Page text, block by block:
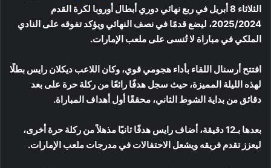
الثلاثاء 8 أبريل في ربع نهائي دوري أبطال أوروبا لكرة القدم
2025/2024، ليضع قدمًا في نصف النهائي ويؤكد تفوقه على النادي
الملكي في مباراة لا تُنسى على ملعب الإمارات.
افتتح أرسنال اللقاء بأداء هجومي قوي، وكان اللاعب ديكلان رايس بطلًا
لهذه الليلة المميزة، حيث سجل هدفًا رائعًا من ركلة حرة على بعد
دقائق من بداية الشوط الثاني، محققًا أول أهداف المباراة.
بعدها بـ12 دقيقة، أضاف رايس هدفًا ثانيًا مذهلاً من ركلة حرة أخرى،
ليعزز تقدم فريقه ويشعل الاحتفالات في مدرجات ملعب الإمارات.